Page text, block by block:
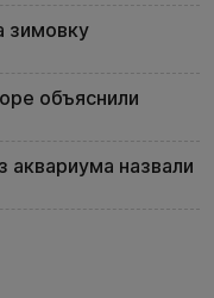
зимовку
объяснили
аквариума назвали